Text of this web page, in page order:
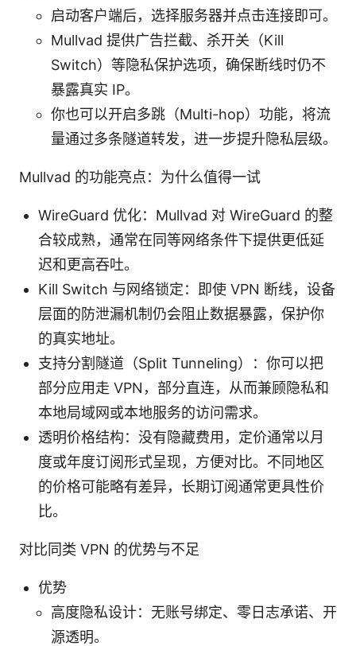
启动客户端后，选择服务器并点击连接即可。
Mullvad 提供广告拦截、杀开关（Kill
Switch）等隐私保护选项，确保断线时仍不
暴露真实 IP。
你也可以开启多跳（Multi-hop）功能，将流
量通过多条隧道转发，进一步提升隐私层级。
Mullvad 的功能亮点：为什么值得一试
WireGuard 优化：Mullvad 对 WireGuard 的整
合较成熟，通常在同等网络条件下提供更低延
迟和更高吞吐。
Kill Switch 与网络锁定：即使 VPN 断线，设备
层面的防泄漏机制仍会阻止数据暴露，保护你
的真实地址。
支持分割隧道（Split Tunneling）：你可以把
部分应用走 VPN，部分直连，从而兼顾隐私和
本地局域网或本地服务的访问需求。
透明价格结构：没有隐藏费用，定价通常以月
度或年度订阅形式呈现，方便对比。不同地区
的价格可能略有差异，长期订阅通常更具性价
比。
对比同类 VPN 的优势与不足
优势
高度隐私设计：无账号绑定、零日志承诺、开
源透明。